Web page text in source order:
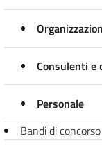
Consulenti e
Personale
Bandi di concorso